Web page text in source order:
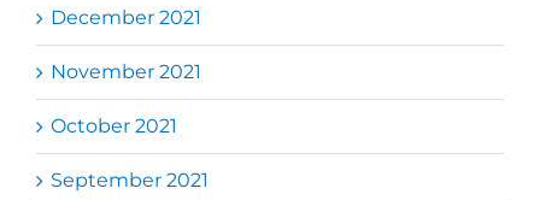
December 2021
November 2021
October 2021
September 2021